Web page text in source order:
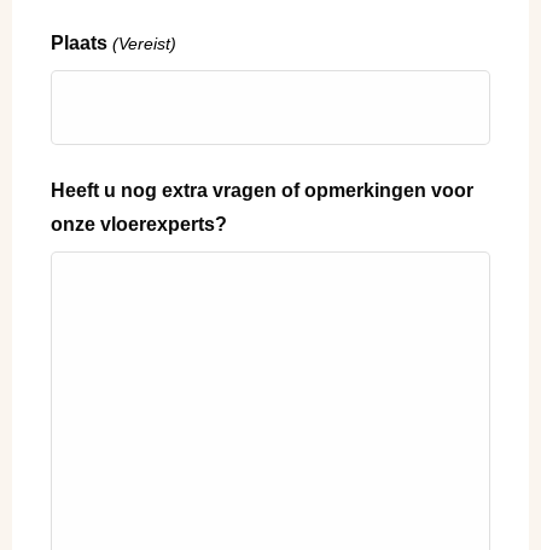
Plaats (Vereist)
Heeft u nog extra vragen of opmerkingen voor
onze vloerexperts?